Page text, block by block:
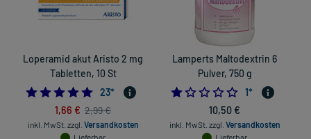
Loperamid akut Aristo 2 mg
Tabletten, 10 St
4.826086956521739
23*
1,66 € 2,99 €
inkl. MwSt. zzgl. Versandkosten
Lamperts Maltodextrin 6
Pulver, 750 g
1.0
1*
10,50 €
inkl. MwSt. zzgl. Versandkosten